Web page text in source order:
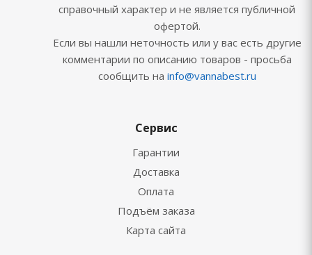
справочный характер и не является публичной
офертой.
Если вы нашли неточность или у вас есть другие
комментарии по описанию товаров - просьба
сообщить на info@vannabest.ru
Сервис
Гарантии
Доставка
Оплата
Подъём заказа
Карта сайта